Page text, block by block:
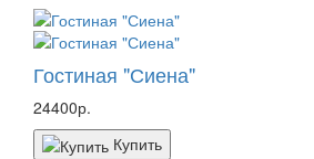
Гостиная "Сиена"
24400р.
Купить